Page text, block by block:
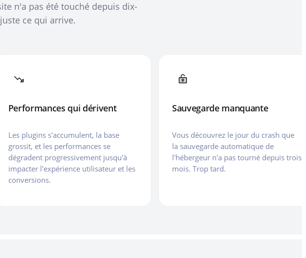
n'a pas été touché depuis dix-
ce qui arrive.
Performances qui dérivent
Les plugins s'accumulent, la base
grossit, et les performances se
dégradent progressivement jusqu'à
impacter l'expérience utilisateur et les
conversions.
Sauvegarde manquante
Vous découvrez le jour du crash que
la sauvegarde automatique de
l'hébergeur n'a pas tourné depuis trois
mois. Trop tard.